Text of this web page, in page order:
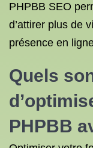
PHPBB SEO
d’attirer plus de
présence en
Quels
PHPBB